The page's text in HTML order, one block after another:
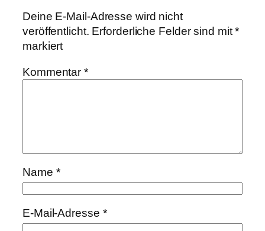
Deine E-Mail-Adresse wird nicht
veröffentlicht. Erforderliche Felder sind mit*
markiert
Kommentar*
Name *
E-Mail-Adresse *